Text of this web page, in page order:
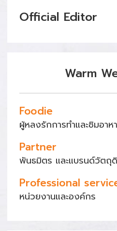
Official Editor
Warm
Foodie
ผู้หลงรักการทำและชิมอาห
Partner
พันธมิตร และแบรนด์วัตถุ
Professional
หน่วยงานและองค์กร